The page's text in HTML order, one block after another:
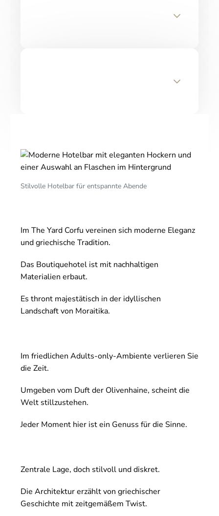
Stilvolle Hotelbar für entspannte Abende
Im The Yard Corfu vereinen sich moderne Eleganz
und griechische Tradition.
Das Boutiquehotel ist mit nachhaltigen
Materialien erbaut.
Es thront majestätisch in der idyllischen
Landschaft von Moraitika.
Im friedlichen Adults-only-Ambiente verlieren Sie
die Zeit.
Umgeben vom Duft der Olivenhaine, scheint die
Welt stillzustehen.
Jeder Moment hier ist ein Genuss für die Sinne.
Zentrale Lage, doch stilvoll und diskret.
Die Architektur erzählt von griechischer
Geschichte mit zeitgemäßem Twist.